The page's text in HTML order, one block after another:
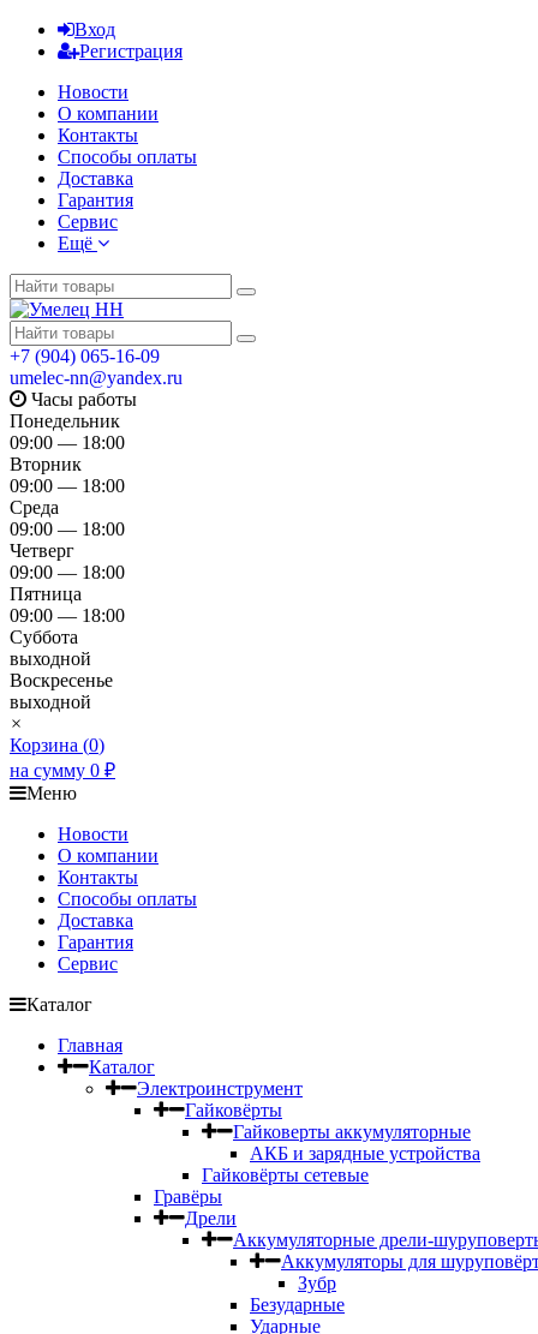
Вход
Регистрация
Новости
О компании
Контакты
Способы оплаты
Доставка
Гарантия
Сервис
Ещё
+7 (904) 065-16-09
umelec-nn@yandex.ru
Часы работы
Понедельник
09:00 — 18:00
Вторник
09:00 — 18:00
Среда
09:00 — 18:00
Четверг
09:00 — 18:00
Пятница
09:00 — 18:00
Суббота
выходной
Воскресенье
выходной
×
Корзина (0)
на сумму 0 ₽
Меню
Новости
О компании
Контакты
Способы оплаты
Доставка
Гарантия
Сервис
Каталог
Главная
Каталог
Электроинструмент
Гайковёрты
Гайковерты аккумуляторные
АКБ и зарядные устройства
Гайковёрты сетевые
Гравёры
Дрели
Аккумуляторные дрели-
Аккумуляторы для
Зубр
Безударные
Ударные